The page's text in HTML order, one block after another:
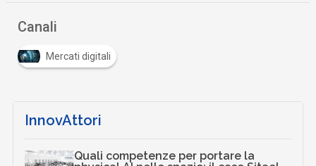
Canali
Mercati digitali
InnovAttori
Quali competenze per portare la